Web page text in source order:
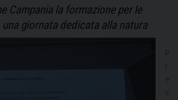
Campania la formazione per le
giornata dedicata alla natura
P
r